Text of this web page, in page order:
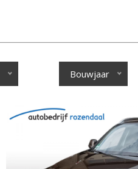
Bouwjaar